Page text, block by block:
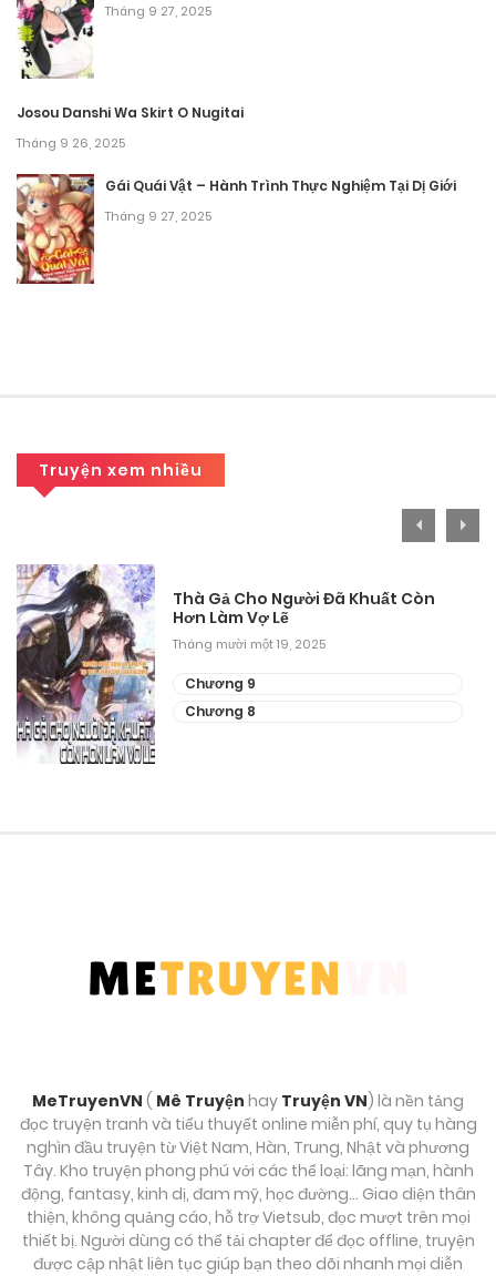
Chương 26.2
Tháng 9 25, 2025
Chương 26.1
Tháng 9 25, 2025
Chương 25.2
Tháng 9 25, 2025
Chương 25.1
Chương 24.1
Chương 23.2
Tháng 9 25, 2025
Chương 23.1
Tháng 9 25, 2025
Chương 22.2
Tháng 9 25, 2025
Chương 21
Tháng 9 25, 2025
Chương 20.2
Tháng 9 25, 2025
Tháng 9 27, 2025
Josou Danshi Wa Skirt O Nugitai
Tháng 9 26, 2025
Gái Quái Vật – Hành Trình Thực Nghiệm Tại Dị Giới
Tháng 9 27, 2025
Truyện xem nhiều
Thà Gả Cho Người Đã Khuất Còn
Hơn Làm Vợ Lẽ
Tháng mười một 19, 2025
Chương 9
Chương 8
MeTruyenVN ( Mê Truyện hay Truyện VN) là nền tảng
đọc truyện tranh và tiểu thuyết online miễn phí, quy tụ hàng
nghìn đầu truyện từ Việt Nam, Hàn, Trung, Nhật và phương
Tây. Kho truyện phong phú với các thể loại: lãng mạn, hành
động, fantasy, kinh dị, đam mỹ, học đường… Giao diện thân
thiện, không quảng cáo, hỗ trợ Vietsub, đọc mượt trên mọi
thiết bị. Người dùng có thể tải chapter để đọc offline, truyện
được cập nhật liên tục giúp bạn theo dõi nhanh mọi diễn